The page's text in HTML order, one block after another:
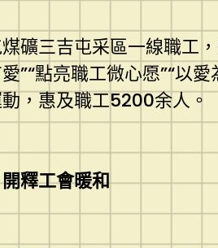
三吉屯采區一線職工，
”“點亮職工微心愿”“以
，惠及職工5200余人。
釋工會暖和